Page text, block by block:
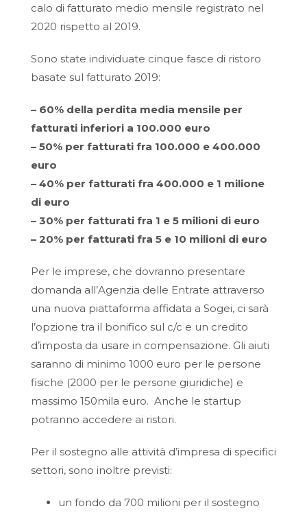
calo di fatturato medio mensile registrato nel
2020 rispetto al 2019.
Sono state individuate cinque fasce di ristoro
basate sul fatturato 2019:
– 60% della perdita media mensile per
fatturati inferiori a 100.000 euro
– 50% per fatturati fra 100.000 e 400.000
euro
– 40% per fatturati fra 400.000 e 1 milione
di euro
– 30% per fatturati fra 1 e 5 milioni di euro
– 20% per fatturati fra 5 e 10 milioni di euro
Per le imprese, che dovranno presentare
domanda all’Agenzia delle Entrate attraverso
una nuova piattaforma affidata a Sogei, ci sarà
l’opzione tra il bonifico sul c/c e un credito
d’imposta da usare in compensazione. Gli aiuti
saranno di minimo 1000 euro per le persone
fisiche (2000 per le persone giuridiche) e
massimo 150mila euro. Anche le startup
potranno accedere ai ristori.
Per il sostegno alle attività d’impresa di specifici
settori, sono inoltre previsti:
un fondo da 700 milioni per il sostegno